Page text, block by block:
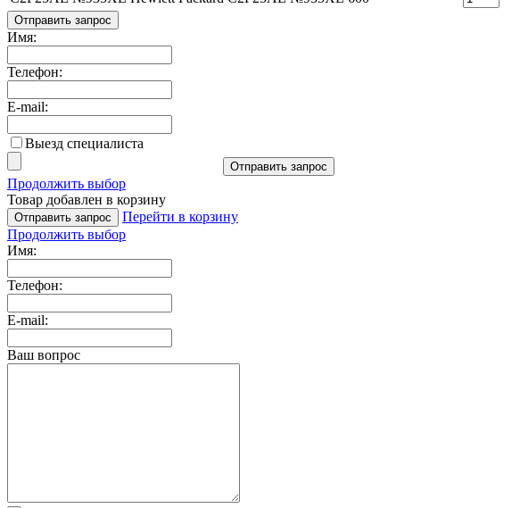
Отправить запрос
Имя:
Телефон:
E-mail:
Выезд специалиста
Отправить запрос
Продолжить выбор
Товар добавлен в корзину
Отправить запрос
Перейти в корзину
Продолжить выбор
Имя:
Телефон:
E-mail:
Ваш вопрос